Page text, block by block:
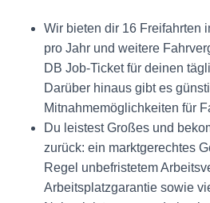
Wir bieten dir 16 Freifahrten
pro Jahr und weitere
DB Job-Ticket für deinen
Darüber hinaus gibt es
Mitnahmemöglichkeiten für
Du leistest Großes und
zurück: ein marktgerechtes
Regel unbefristetem
Arbeitsplatzgarantie sowie